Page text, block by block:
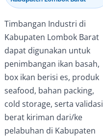
Timbangan Industri di
Kabupaten Lombok Barat
dapat digunakan untuk
penimbangan ikan basah,
box ikan berisi es, produk
seafood, bahan packing,
cold storage, serta validasi
berat kiriman dari/ke
pelabuhan di Kabupaten